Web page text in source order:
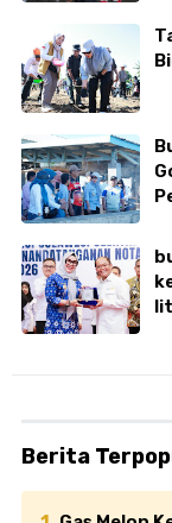
Berita